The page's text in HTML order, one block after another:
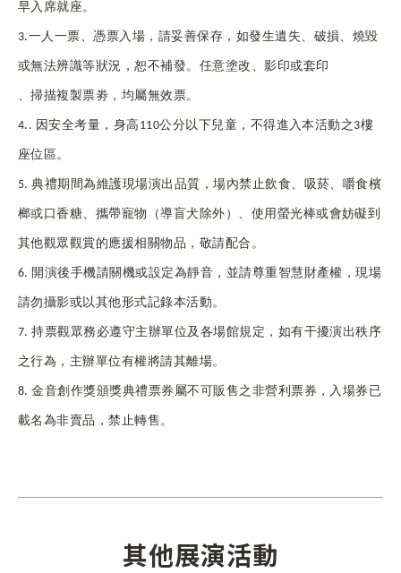
早入席就座。
3.一人一票、憑票入場，請妥善保存，如發生遺失、破損、燒毀
或無法辨識等狀況，恕不補發。任意塗改、影印或套印
、掃描複製票劵，均屬無效票。
4.. 因安全考量，身高110公分以下兒童，不得進入本活動之3樓
座位區。
5.典禮期間為維護現場演出品質，場內禁止飲食、吸菸、嚼食檳
榔或口香糖、攜帶寵物（導盲犬除外）、使用螢光棒或會妨礙到
其他觀眾觀賞的應援相關物品，敬請配合。
6. 開演後手機請關機或設定為靜音，並請尊重智慧財產權，現場
請勿攝影或以其他形式記錄本活動。
7.持票觀眾務必遵守主辦單位及各場館規定，如有干擾演出秩序
之行為，主辦單位有權將請其離場。
8.金音創作獎頒獎典禮票券屬不可販售之非營利票券，入場券已
載名為非賣品，禁止轉售。
其他展演活動